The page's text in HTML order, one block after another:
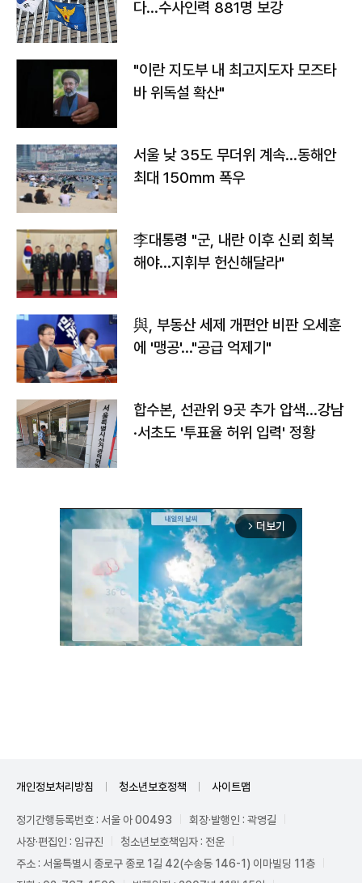
다…수사인력 881명 보강
"이란 지도부 내 최고지도자 모즈타
바 위독설 확산"
서울 낮 35도 무더위 계속…동해안
최대 150㎜ 폭우
李대통령 "군, 내란 이후 신뢰 회복
해야…지휘부 헌신해달라"
與, 부동산 세제 개편안 비판 오세훈
에 '맹공'…"공급 억제기"
합수본, 선관위 9곳 추가 압색…강남
·서초도 '투표율 허위 입력' 정황
arrow_forward_ios 더보기
개인정보처리방침 청소년보호정책 사이트맵
정기간행등록번호 : 서울 아 00493
회장·발행인 : 곽영길
사장·편집인 : 임규진
청소년보호책임자 : 전운
주소 : 서울특별시 종로구 종로 1길 42(수송동 146-1) 이마빌딩 11층